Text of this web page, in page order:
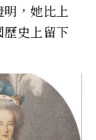
，她比上
史上留下